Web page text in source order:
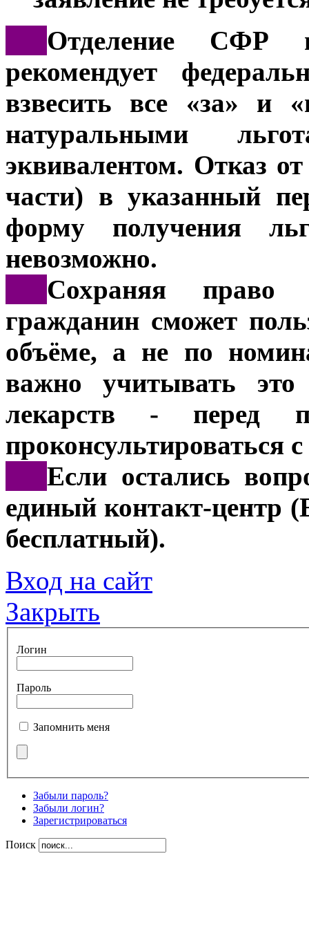
Отделение СФР
рекомендует
взвесить все «за» и
натуральными
эквивалентом. Отказ
части) в указанный
форму получения
невозможно.
Сохраняя право
гражданин сможет
объёме, а не по
важно учитывать
лекарств - перед
проконсультироваться
Если остались
единый контакт-центр
бесплатный).
Вход на сайт
Закрыть
Логин
Пароль
Запомнить меня
Забыли пароль?
Забыли логин?
Зарегистрироваться
Поиск